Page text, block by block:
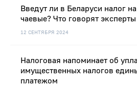
12 СЕНТЯБРЯ 2024
Введут ли в Беларуси налог на
чаевые? Что говорят эксперты
Налоговая напоминает об
имущественных налогов
платежом